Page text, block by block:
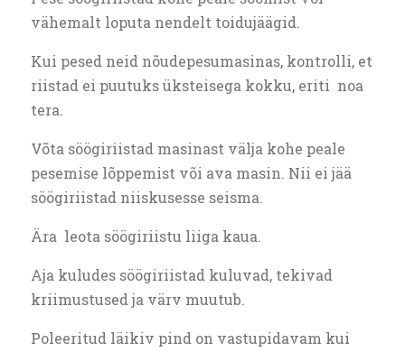
vähemalt loputa nendelt toidujäägid.
Kui pesed neid nõudepesumasinas, kontrolli, et
riistad ei puutuks üksteisega kokku, eriti noa
tera.
Võta söögiriistad masinast välja kohe peale
pesemise lõppemist või ava masin. Nii ei jää
söögiriistad niiskusesse seisma.
Ära leota söögiriistu liiga kaua.
Aja kuludes söögiriistad kuluvad, tekivad
kriimustused ja värv muutub.
Poleeritud läikiv pind on vastupidavam kui